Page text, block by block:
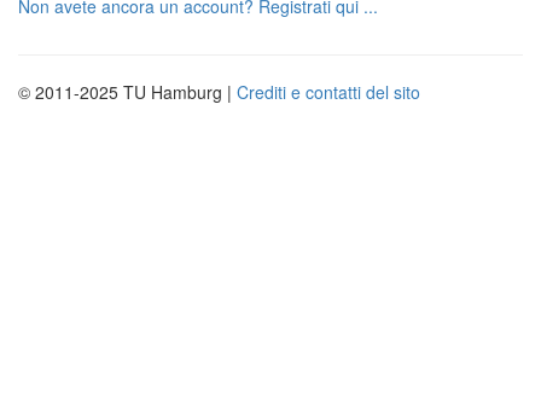
Non avete ancora un account? Registrati qui ...
© 2011-2025 TU Hamburg | Crediti e contatti del sito